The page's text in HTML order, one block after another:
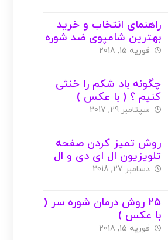
راهنمای انتخاب و خرید
بهترین شامپوی ضد شوره
( با عکس )
فوریه 15, 2018
چگونه باد شکم را خنثی
کنیم ؟ ( با عکس )
سپتامبر 29, 2017
روش تمیز کردن صفحه
تلویزیون ال ای دی و ال
سی دی ( با عکس )
دسامبر 27, 2018
25 روش درمان شوره سر (
با عکس )
فوریه 15, 2018